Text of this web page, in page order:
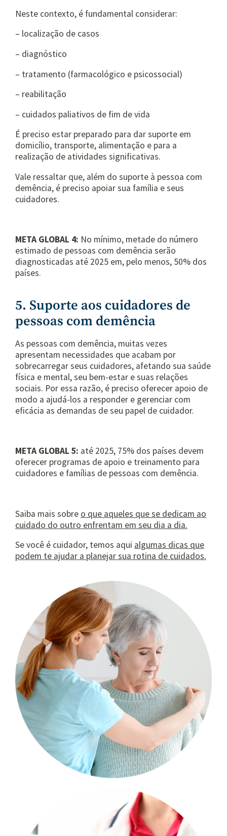
Neste contexto, é fundamental considerar:
– localização de casos
– diagnóstico
– tratamento (farmacológico e psicossocial)
– reabilitação
– cuidados paliativos de fim de vida
É preciso estar preparado para dar suporte em
domicílio, transporte, alimentação e para a
realização de atividades significativas.
Vale ressaltar que, além do suporte à pessoa com
demência, é preciso apoiar sua família e seus
cuidadores.
META GLOBAL 4: No mínimo, metade do número
estimado de pessoas com demência serão
diagnosticadas até 2025 em, pelo menos, 50% dos
países.
5. Suporte aos cuidadores de
pessoas com demência
As pessoas com demência, muitas vezes
apresentam necessidades que acabam por
sobrecarregar seus cuidadores, afetando sua saúde
física e mental, seu bem-estar e suas relações
sociais. Por essa razão, é preciso oferecer apoio de
modo a ajudá-los a responder e gerenciar com
eficácia as demandas de seu papel de cuidador.
META GLOBAL 5: até 2025, 75% dos países devem
oferecer programas de apoio e treinamento para
cuidadores e famílias de pessoas com demência.
Saiba mais sobre o que aqueles que se dedicam ao
cuidado do outro enfrentam em seu dia a dia.
Se você é cuidador, temos aqui algumas dicas que
podem te ajudar a planejar sua rotina de cuidados.